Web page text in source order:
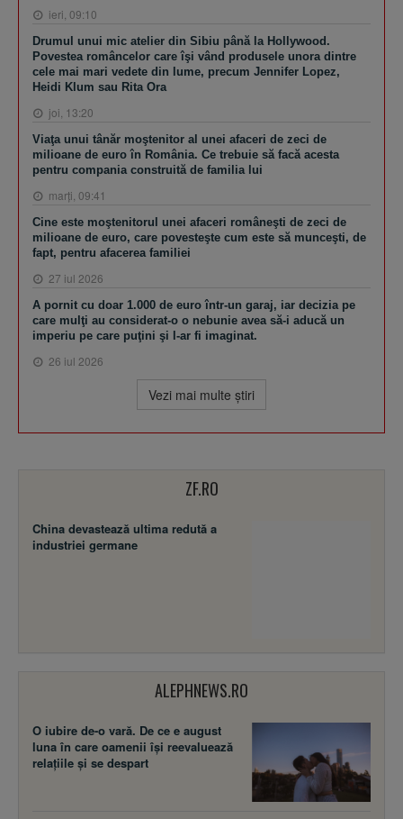
ieri, 09:10
Drumul unui mic atelier din Sibiu până la Hollywood.
Povestea româncelor care îşi vând produsele unora dintre
cele mai mari vedete din lume, precum Jennifer Lopez,
Heidi Klum sau Rita Ora
joi, 13:20
Viaţa unui tânăr moştenitor al unei afaceri de zeci de
milioane de euro în România. Ce trebuie să facă acesta
pentru compania construită de familia lui
marţi, 09:41
Cine este moştenitorul unei afaceri româneşti de zeci de
milioane de euro, care povesteşte cum este să munceşti, de
fapt, pentru afacerea familiei
27 iul 2026
A pornit cu doar 1.000 de euro într-un garaj, iar decizia pe
care mulţi au considerat-o o nebunie avea să-i aducă un
imperiu pe care puţini şi l-ar fi imaginat.
26 iul 2026
Vezi mai multe ştiri
ZF.RO
China devastează ultima redută a
industriei germane
ALEPHNEWS.RO
O iubire de-o vară. De ce e august
luna în care oamenii își reevaluează
relațiile și se despart